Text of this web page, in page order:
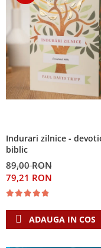
Indurari zilnice -
biblic
89,00 RON
79,21 RON
ADAUGA IN COS